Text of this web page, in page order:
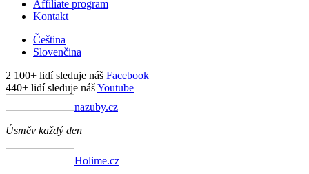
Affiliate program
Kontakt
Čeština
Slovenčina
2 100+ lidí sleduje náš Facebook
440+ lidí sleduje nášYoutube
nazuby.cz
Úsměv každý den
Holime.cz